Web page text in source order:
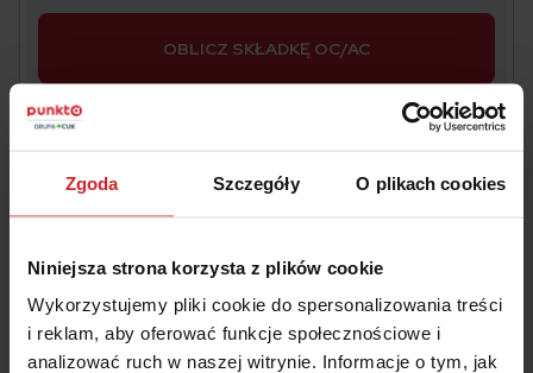
Zgoda Szczegóły O plikach cookies
Niniejsza strona korzysta z plików cookie
Wykorzystujemy pliki cookie do spersonalizowania treści
i reklam, aby oferować funkcje społecznościowe i
analizować ruch w naszej witrynie. Informacje o tym, jak
OBLICZ SKŁADKĘ OC/AC